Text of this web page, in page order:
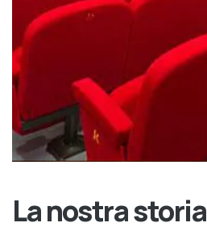
La nostra storia